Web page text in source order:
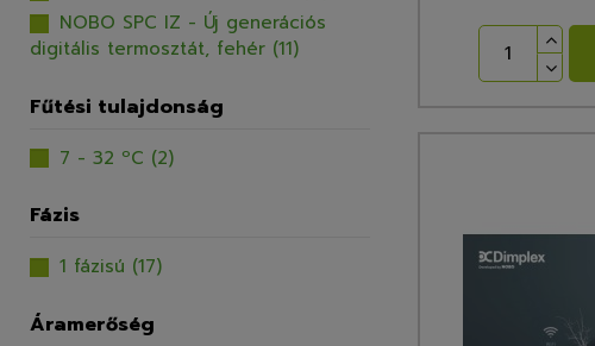
NOBO SPC IZ - Új generációs
digitális termosztát, fehér (11)
Fűtési tulajdonság
7 - 32 ºC (2)
Fázis
1 fázisú (17)
Áramerőség